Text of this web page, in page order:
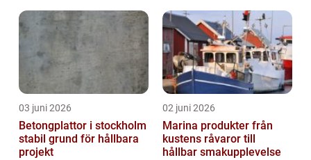
03 juni 2026
Betongplattor i stockholm
stabil grund för hållbara
projekt
02 juni 2026
Marina produkter från
kustens råvaror till
hållbar smakupplevelse